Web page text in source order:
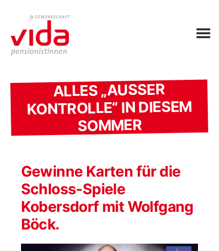
ALLES „AUSSER K
ONTROLLE“ IN DIESEM S
OMMER
Gewinne Karten für die
Schloss-Spiele
Kobersdorf mit Wolfgang
Böck.